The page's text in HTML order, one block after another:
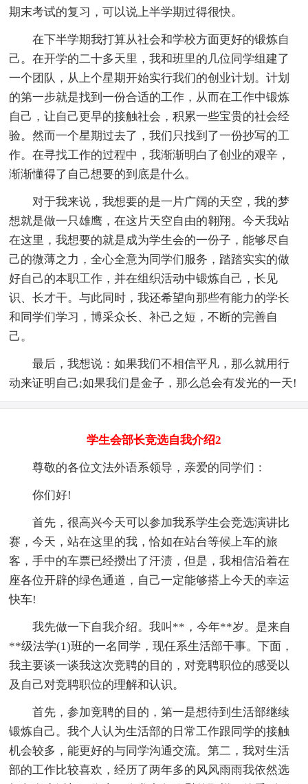
期末考试的复习，可以说上半学期过得很快。
在下半学期我打算从社会和学校方面更好的锻炼自
己。在开学的二十多天里，我和班里的几位同学组建了
一个团队，从上个星期开始实行我们的创业计划。计划
的第一步就是找到一份合适的工作，从而在工作中锻炼
自己，让自己更早的接触社会，积累一些宝贵的社会经
验。然而一个星期过去了，我们只找到了一份抄写的工
作。在寻找工作的过程中，我渐渐明白了创业的艰辛，
渐渐懂得了自己想要的到底是什么。
对于我来说，我想要的是一片广阔的天空，我的梦
想就是做一只雄鹰，在这片天空自由的翱翔。今天我站
在这里，我想要的就是成为学生会的一份子，能够尽自
己的微薄之力，全心全意为同学们服务，踏踏实实的做
好自己的本职工作，并在组织活动中锻炼自己，长见
识、长才干。与此同时，我还希望向那些有能力的学长
和同学们学习，博采众长、补己之短，不断的完善自
己。
最后，我想说：如果我们不相信平凡，那么就用行
动来证明自己;如果我们是金子，那么总会有发光的一天!
学生会部长竞选自我介绍2
尊敬的各位文法外语系领导，亲爱的同学们：
你们好!
首先，很高兴今天可以参加我系学生会竞选演讲比
赛，今天，站在这里的我，恰如在站台等候上车的旅
客，手中的车票已经攒出了汗渍，但是，我相信沿着在
座各位开辟的绿色通道，自己一定能够搭上今天的幸运
快车!
我先做一下自我介绍。我叫**，今年**岁。是来自
**级法学(1)班的一名同学，现任系生活部干事。下面，
我主要谈一谈我这次竞聘的目的，对竞聘职位的感受以
及自己对竞聘职位的理解和认识。
首先，参加竞聘的目的，第一是想待到生活部继续
锻炼自己。我个人认为生活部的日常工作跟同学的接触
机会较多，能更好的与同学沟通交流。第二，我对生活
部的工作比较喜欢，经历了两年多的风风雨雨我依然选